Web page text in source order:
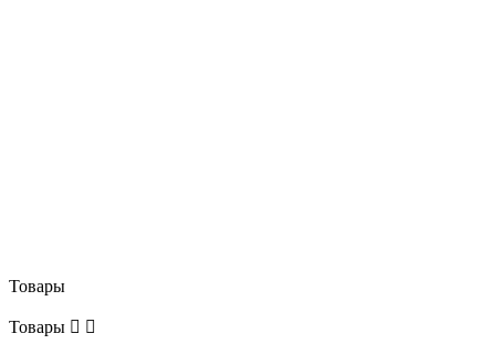
Товары
Товары  